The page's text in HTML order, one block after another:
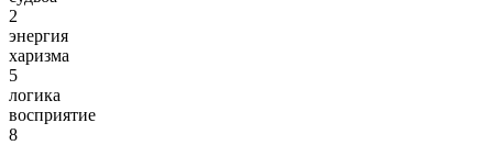
2
энергия
харизма
5
логика
восприятие
8